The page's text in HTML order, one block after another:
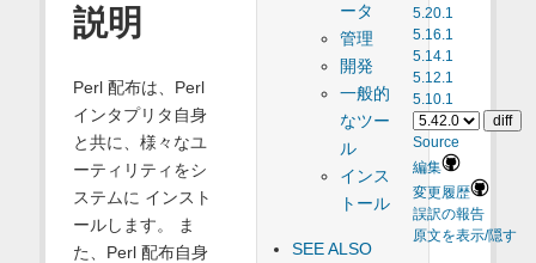
5.20.1
5.16.1
5.14.1
5.12.1
5.10.1
Source
編集
変更履歴
誤訳の報告
原文を表示/隠す
ータ
管理
開発
一般的
なツー
ル
インス
トール
SEE ALSO
説明
Perl 配布は、Perl
インタプリタ自身
と共に、様々なユ
ーティリティをシ
ステムに インスト
ールします。 ま
た、Perl 配布自身